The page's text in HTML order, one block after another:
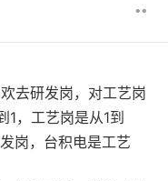
••
去研发岗，对工艺岗
1，工艺岗是从1到
岗，台积电是工艺